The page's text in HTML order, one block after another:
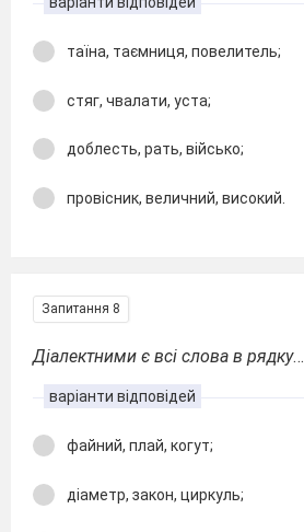
таїна, таємниця, повелитель;
стяг, чвалати, уста;
доблесть, рать, військо;
провісник, величний, високий.
Запитання 8
Діалектними є всі слова в рядку…
варіанти відповідей
файний, плай, когут;
діаметр, закон, циркуль;